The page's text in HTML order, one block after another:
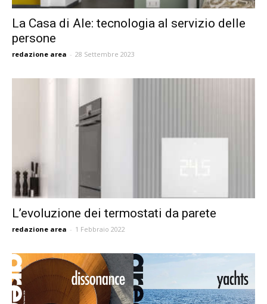
La Casa di Ale: tecnologia al servizio delle
persone
redazione area - 28 Settembre 2023
L’evoluzione dei termostati da parete
redazione area - 1 Febbraio 2022